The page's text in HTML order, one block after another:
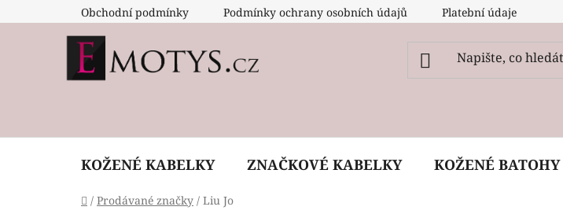
na
Obchodní podmínky Podmínky ochrany osobních údajů Platební údaje
KOŽENÉ KABELKY ZNAČKOVÉ KABELKY KOŽENÉ BATOHY
Domů
/ Prodávané značky / Liu Jo